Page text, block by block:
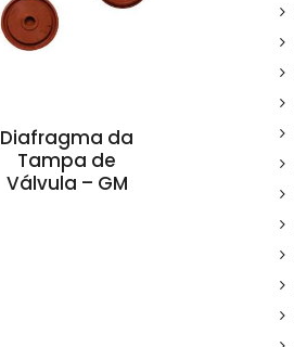
Diafragma da
Tampa de
Válvula – GM